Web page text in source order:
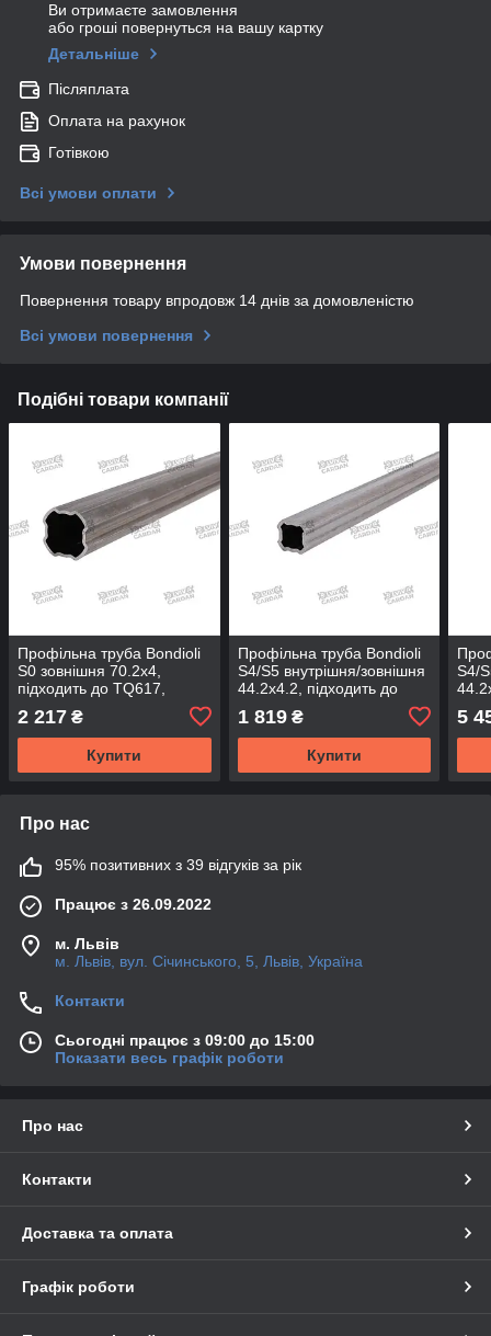
Ви отримаєте замовлення
або гроші повернуться на вашу картку
Детальніше
Післяплата
Оплата на рахунок
Готівкою
Всі умови оплати
Умови повернення
Повернення товару впродовж 14 днів за домовленістю
Всі умови повернення
Подібні товари компанії
Профільна труба Bondioli
S0 зовнішня 70.2x4,
підходить до TQ617,
(TQ702-150)
2 217 ₴
Купити
Профільна труба Bondioli
S4/S5 внутрішня/зовнішня
44.2x4.2, підходить до
мм (TQ442-100)
1 819₴
Купити
S4/
мм
5
Про нас
95% позитивних з 39 відгуків за рік
Працює з 26.09.2022
м. Львів
м. Львів, вул. Січинського, 5, Львів, Україна
Контакти
Сьогодні працює з 09:00 до 15:00
Показати весь графік роботи
Про нас
Контакти
Доставка та оплата
Графік роботи